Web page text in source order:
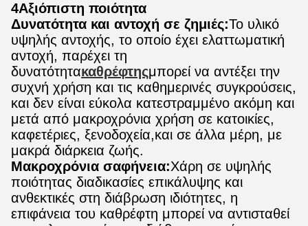
4Αξιόπιστη ποιότητα
Δυνατότητα και αντοχή σε ζημιές:Το υλικό
υψηλής αντοχής, το οποίο έχει ελαττωματική
αντοχή, παρέχει τη
δυνατότητακαθρέφτηςμπορεί να αντέξει την
συχνή χρήση και τις καθημερινές συγκρούσεις,
και δεν είναι εύκολα κατεστραμμένο ακόμη και
μετά από μακροχρόνια χρήση σε κατοικίες,
καφετέριες, ξενοδοχεία,και σε άλλα μέρη, με
μακρά διάρκεια ζωής.
Μακροχρόνια σαφήνεια:Χάρη σε υψηλής
ποιότητας διαδικασίες επικάλυψης και
ανθεκτικές στη διάβρωση ιδιότητες, η
επιφάνεια του καθρέφτη μπορεί να αντισταθεί